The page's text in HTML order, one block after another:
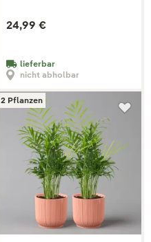
24,99 €
lieferbar
nicht abholbar
2 Pflanzen